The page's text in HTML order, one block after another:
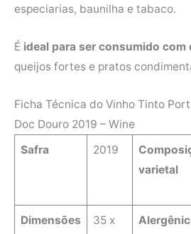
especiarias, baunilha e tabaco.
É ideal para ser consumido com
queijos fortes e pratos
Ficha Técnica do Vinho Tinto
Doc Douro 2019 – Wine
Safra
2019
varietal
Dimensões
35 x